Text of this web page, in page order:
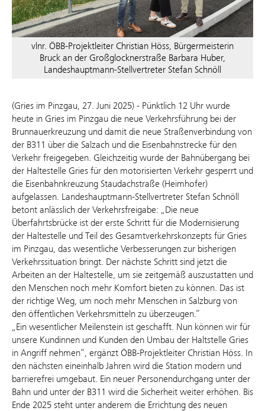
vlnr. ÖBB-Projektleiter Christian Höss, Bürgermeisterin
Bruck an der Großglocknerstraße Barbara Huber,
Landeshauptmann-Stellvertreter Stefan Schnöll
(Gries im Pinzgau, 27. Juni 2025) - Pünktlich 12 Uhr wurde
heute in Gries im Pinzgau die neue Verkehrsführung bei der
Brunnauerkreuzung und damit die neue Straßenverbindung von
der B311 über die Salzach und die Eisenbahnstrecke für den
Verkehr freigegeben. Gleichzeitig wurde der Bahnübergang bei
der Haltestelle Gries für den motorisierten Verkehr gesperrt und
die Eisenbahnkreuzung Staudachstraße (Heimhofer)
aufgelassen. Landeshauptmann-Stellvertreter Stefan Schnöll
betont anlässlich der Verkehrsfreigabe: „Die neue
Überfahrtsbrücke ist der erste Schritt für die Modernisierung
der Haltestelle und Teil des Gesamtverkehrskonzepts für Gries
im Pinzgau, das wesentliche Verbesserungen zur bisherigen
Verkehrssituation bringt. Der nächste Schritt sind jetzt die
Arbeiten an der Haltestelle, um sie zeitgemäß auszustatten und
den Menschen noch mehr Komfort bieten zu können. Das ist
der richtige Weg, um noch mehr Menschen in Salzburg von
den öffentlichen Verkehrsmitteln zu überzeugen.“
„Ein wesentlicher Meilenstein ist geschafft. Nun können wir für
unsere Kundinnen und Kunden den Umbau der Haltstelle Gries
in Angriff nehmen“, ergänzt ÖBB-Projektleiter Christian Höss. In
den nächsten eineinhalb Jahren wird die Station modern und
barrierefrei umgebaut. Ein neuer Personendurchgang unter der
Bahn und unter der B311 wird die Sicherheit weiter erhöhen. Bis
Ende 2025 steht unter anderem die Errichtung des neuen